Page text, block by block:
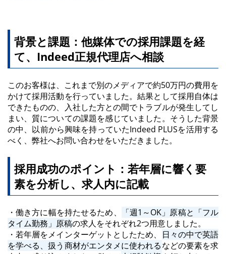
背景と課題：他媒体での採用課題を経
て、Indeed正規代理店へ相談
このお客様は、これまで別のメディアで約50万円の費用を
かけて採用活動を行っていました。結果として採用自体は
できたものの、入社した方との間でトラブルが発生してし
まい、質についての課題を感じていました。そうした背景
の中、以前から興味を持っていたIndeed PLUSを活用する
べく、弊社へお問い合わせをいただきました。
採用成功のポイント：若年層に響く要
素を分析し、求人内に記載
・働き方に幅を持たせるため、
「週1～OK」原稿と「フル
タイム勤務」原稿の求人をそれぞれ2つ用意しました。
・若年層をメインターゲットとしたため、
日々の中で英語
を学べる、扱う商材がエンタメに使われるなどの要素を求